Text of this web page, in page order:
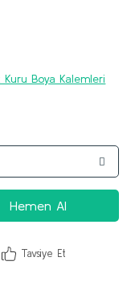
Boya Kalemleri
Hemen Al
Tavsiye Et